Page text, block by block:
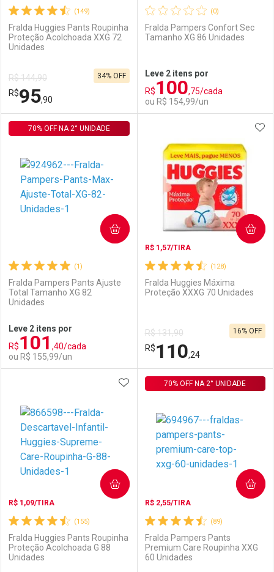
Comprar sem Desconto
Por R$ 108,41/cada
Comprar sem Desconto
Por R$ 108,41/cada
Comprar sem Desconto
Por R$ 95,90/cada
Comprar sem Desconto
Por R$ 95,90/cada
(149)
Fralda Huggies Pants Roupinha
Proteção Acolchoada XXG 72
Unidades
R$ 144,90
R$95,90
34% OFF
Laboratório
Comprar sem Desconto
Por R$ 95,90/cada
Por Menos
Comprar sem Desconto
Por R$ 95,90/cada
(0)
Fralda Pampers Confort Sec
Tamanho XG 86 Unidades
Leve 2 itens por
R$100,75/cada
ou R$ 154,99/un
Laboratório
Comprar sem Desconto
Por R$ 154,99/cada
Por Menos
Comprar sem Desconto
Por R$ 154,99/cada
(1)
Fralda Pampers Pants Ajuste
Total Tamanho XG 82
Unidades
70% OFF NA 2° UNIDADE
Leve 2 itens por
R$101 ,40/cada
ou R$ 155,99/un
COMPRAR
FECHAR
Laboratório
FECHAR
Por Menos
(128)
R$ 1,57/TIRA
Fralda Huggies Máxima
Proteção XXXG 70 Unidades
R$ 131,90
R$110,24
16% OFF
COMPRAR
Laboratório
Por Menos
(155)
R$ 1,09/TIRA
Fralda Huggies Pants Roupinha
Proteção Acolchoada G 88
Unidades
ADICIONAR AOS FAVORITOS
COMPRAR
(89)
R$ 2,55/TIRA
Fralda Pampers Pants
Premium Care Roupinha XXG
60 Unidades
70% OFF NA 2° UNIDADE
COMPRAR